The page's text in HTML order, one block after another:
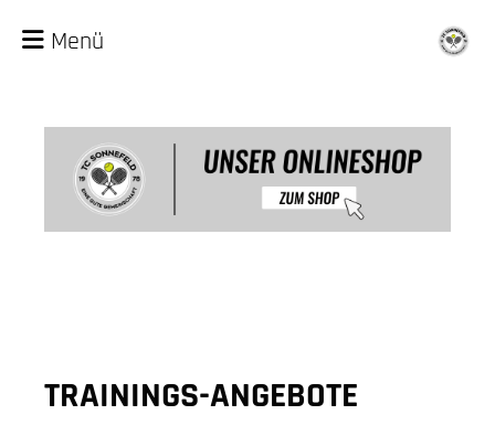
Menü
TRAININGS-ANGEBOTE